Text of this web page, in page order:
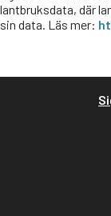
lantbruksdata, där
sin data. Läs mer: